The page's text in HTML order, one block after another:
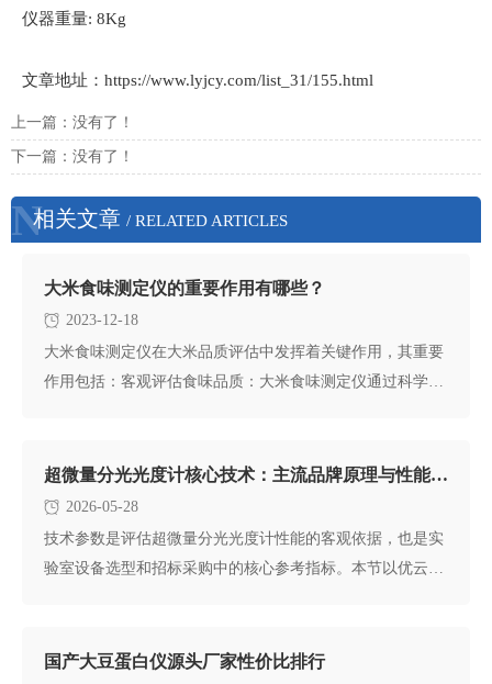
仪器重量: 8Kg
文章地址： https://www.lyjcy.com/list_31/155.html
上一篇：没有了！
下一篇：没有了！
N相关文章 / RELATED ARTICLES
大米食味测定仪的重要作用有哪些？
2023-12-18
大米食味测定仪在大米品质评估中发挥着关键作用，其重要
作用包括：客观评估食味品质：大米食味测定仪通过科学的
超微量分光光度计核心技术：主流品牌原理与性能深度解析
2026-05-28
技术参数是评估超微量分光光度计性能的客观依据，也是实
验室设备选型和招标采购中的核心参考指标。本节以优云谱
国产大豆蛋白仪源头厂家性价比排行